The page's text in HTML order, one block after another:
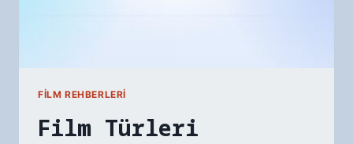
FILM REHBERLERI
Film Türleri